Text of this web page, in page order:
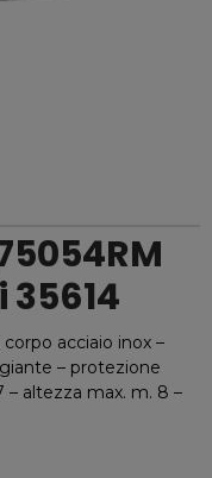
acciaio inox –
– protezione
altezza max. m. 8 –